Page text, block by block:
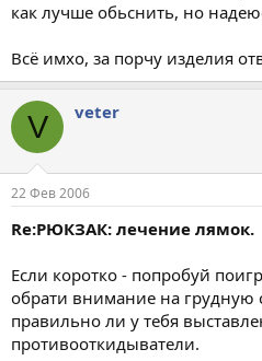
как лучше обьснить, но
Всё имхо, за порчу изделия
V veter
22 Фев 2006
Re:РЮКЗАК: лечение лямок.
Если коротко - попробуй
обрати внимание на грудную
правильно ли у тебя
противооткидыватели.